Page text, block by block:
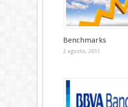
Benchmarks
2 agosto, 2011